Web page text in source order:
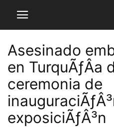
Asesinado
en TurquÃƒÂ­a
ceremonia de
exposiciÃƒÂ³n